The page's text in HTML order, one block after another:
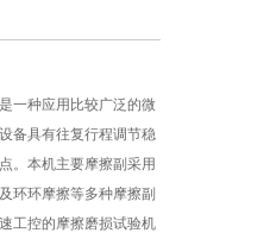
一种应用比较广泛的微
备具有往复行程调节稳
。本机主要摩擦副采用
环环摩擦等多种摩擦副
工控的摩擦磨损试验机